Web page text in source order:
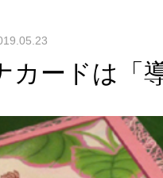
年も飛鳥山ハワイフェステ
ィバルに参加！
ログが新デザインに！2022年
ない料金設
サロ
カードは「